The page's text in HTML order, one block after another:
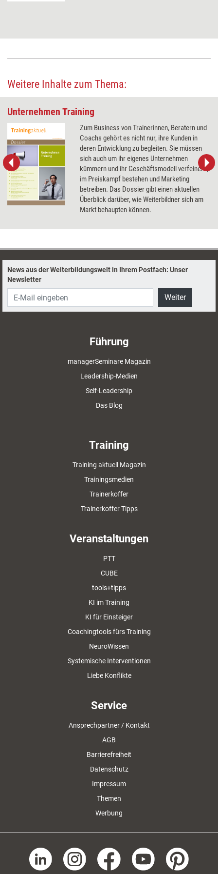
Weitere Inhalte zum Thema:
Unternehmen Training
Zum Business von Trainerinnen, Beratern und
Coachs gehört es nicht nur, ihre Kunden in
deren Entwicklung zu begleiten. Sie müssen
sich auch um ihr eigenes Unternehmen
kümmern und ihr Geschäftsmodell verfeinern,
im Preiskampf bestehen und Marketing
betreiben. Das Dossier gibt einen aktuellen
Überblick darüber, wie Weiterbildner sich am
Markt behaupten können.
News aus der Weiterbildungswelt in Ihrem Postfach: Unser
Newsletter
Weiter
Führung
managerSeminare Magazin
Leadership-Medien
Self-Leadership
Das Blog
Training
Training aktuell Magazin
Trainingsmedien
Trainerkoffer
Trainerkoffer Tipps
Veranstaltungen
PTT
CUBE
tools+tipps
KI im Training
KI für Einsteiger
Coachingtools fürs Training
NeuroWissen
Systemische Interventionen
Liebe Konflikte
Service
Ansprechpartner / Kontakt
AGB
Barrierefreiheit
Datenschutz
Impressum
Themen
Werbung